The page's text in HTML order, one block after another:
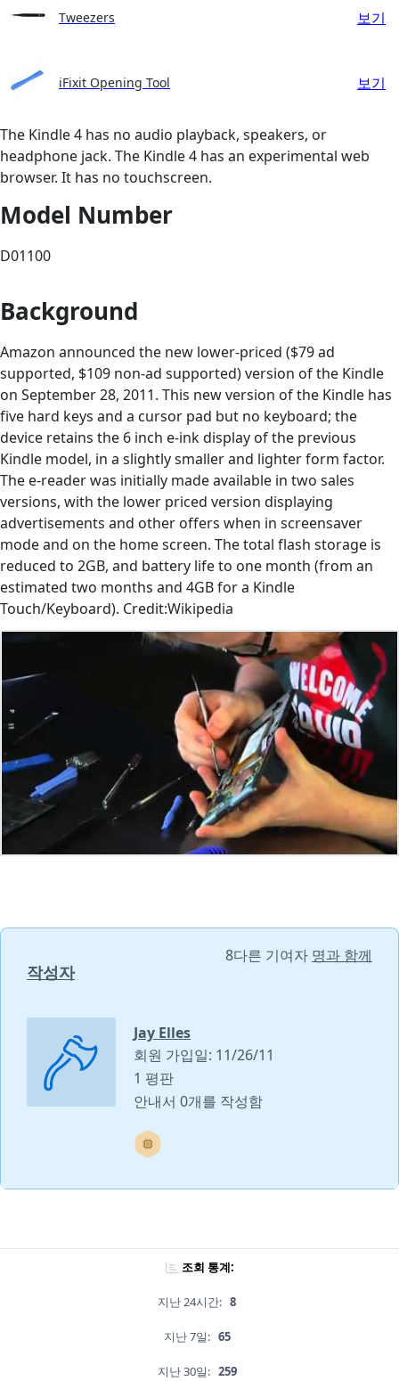
Tweezers 보기
iFixit Opening Tool 보기
The Kindle 4 has no audio playback, speakers, or
headphone jack. The Kindle 4 has an experimental web
browser. It has no touchscreen.
Model Number
D01100
Background
Amazon announced the new lower-priced ($79 ad
supported, $109 non-ad supported) version of the Kindle
on September 28, 2011. This new version of the Kindle has
five hard keys and a cursor pad but no keyboard; the
device retains the 6 inch e-ink display of the previous
Kindle model, in a slightly smaller and lighter form factor.
The e-reader was initially made available in two sales
versions, with the lower priced version displaying
advertisements and other offers when in screensaver
mode and on the home screen. The total flash storage is
reduced to 2GB, and battery life to one month (from an
estimated two months and 4GB for a Kindle
Touch/Keyboard). Credit:Wikipedia
작성자
8다른 기여자 명과 함께
Jay Elles
회원 가입일: 11/26/11
1 평판
안내서 0개를 작성함
조회 통계:
지난 24시간: 8
지난 7일: 65
지난 30일: 259